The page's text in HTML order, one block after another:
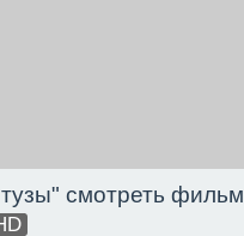
смотреть фильм